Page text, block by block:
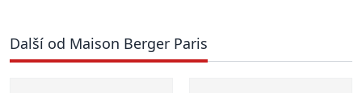
Další od Maison Berger Paris